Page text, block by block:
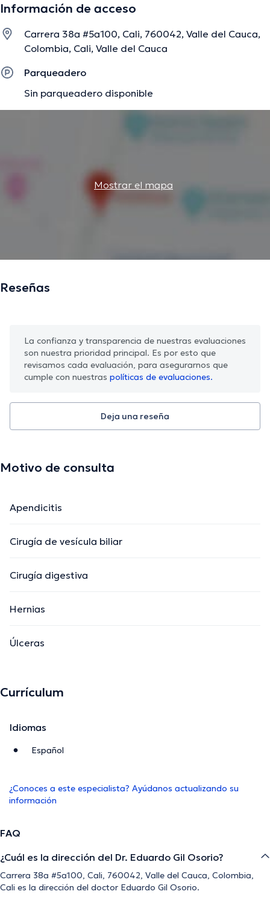
conferencias con miras a tener una formación continua en
ediciones. Por último, el doctor puede hablar en Español.
La descripción fue editada por el equipo de doctoranytime, con base en
información verificada.
Información de acceso
Carrera 38a #5a100, Cali, 760042, Valle del Cauca,
Colombia, Cali, Valle del Cauca
Parqueadero
Sin parqueadero disponible
Mostrar el mapa
Reseñas
La confianza y transparencia de nuestras evaluaciones
son nuestra prioridad principal. Es por esto que
revisamos cada evaluación, para asegurarnos que
cumple con nuestras políticas de evaluaciones.
Deja una reseña
Motivo de consulta
Apendicitis
Cirugía de vesícula biliar
Cirugía digestiva
Hernias
Úlceras
Currículum
Idiomas
Español
¿Conoces a este especialista? Ayúdanos actualizando su
información
FAQ
¿Cuál es la dirección del Dr. Eduardo Gil Osorio?
Carrera 38a #5a100, Cali, 760042, Valle del Cauca, Colombia,
Cali es la dirección del doctor Eduardo Gil Osorio.